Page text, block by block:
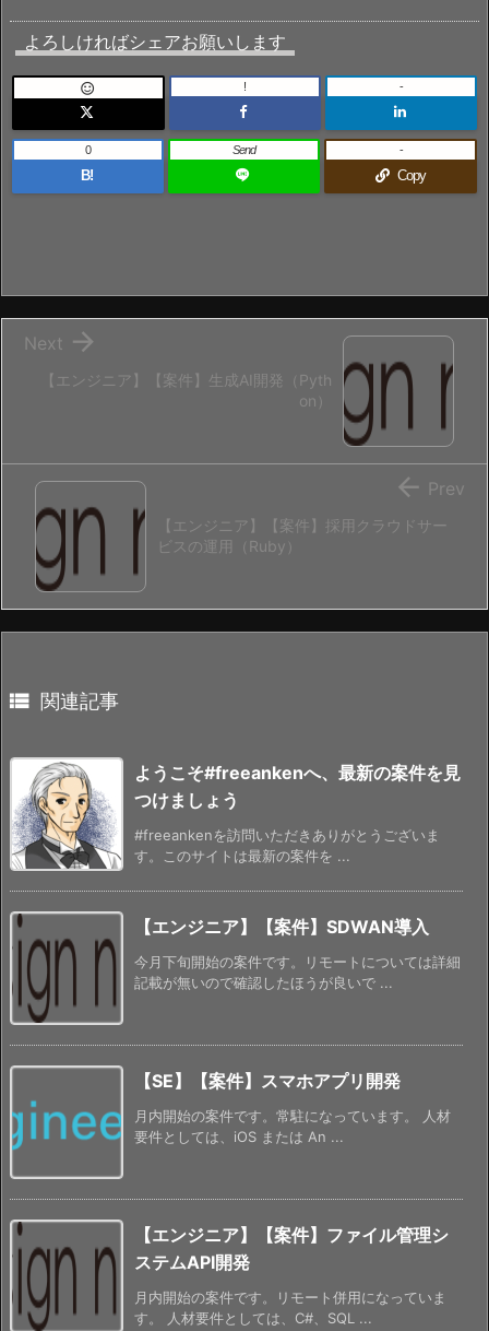
よろしければシェアお願いします
 ! -
B!
0 Send
Copy
-
【エンジニア】【案件】生成AI開発（Pyth
on）

Next
【エンジニア】【案件】採用クラウドサー
ビスの運用（Ruby）
 Prev
 関連記事
ようこそ#freeankenへ、最新の案件を見
つけましょう
#freeankenを訪問いただきありがとうございま
す。このサイトは最新の案件を ...
【エンジニア】【案件】SDWAN導入
今月下旬開始の案件です。リモートについては詳細
記載が無いので確認したほうが良いで ...
【SE】【案件】スマホアプリ開発
月内開始の案件です。常駐になっています。 人材
要件としては、iOS または An ...
【エンジニア】【案件】ファイル管理シ
ステムAPI開発
月内開始の案件です。リモート併用になっていま
す。 人材要件としては、C#、SQL ...